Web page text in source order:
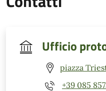
Ufficio
piazza
+39 085